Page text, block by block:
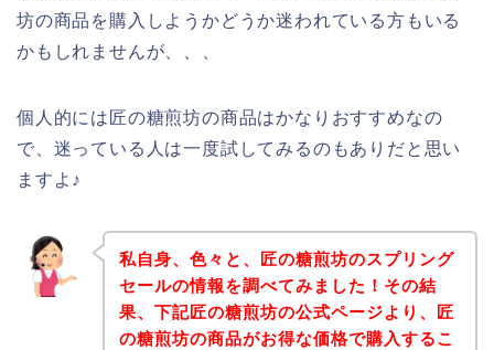
坊の商品を購入しようかどうか迷われている方もいる
かもしれませんが、、、
個人的には匠の糖煎坊の商品はかなりおすすめなの
で、迷っている人は一度試してみるのもありだと思い
ますよ♪
私自身、色々と、匠の糖煎坊のスプリング
セールの情報を調べてみました！その結
果、下記匠の糖煎坊の公式ページより、匠
の糖煎坊の商品がお得な価格で購入するこ